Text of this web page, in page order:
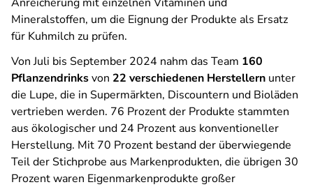
Mineralstoffen, um die Eignung der Produkte als Ersatz
für Kuhmilch zu prüfen.
Von Juli bis September 2024 nahm das Team 160
Pflanzendrinksvon 22 verschiedenen Herstellern unter
die Lupe, die in Supermärkten, Discountern und Bioläden
vertrieben werden. 76 Prozent der Produkte stammten
aus ökologischer und 24 Prozent aus konventioneller
Herstellung. Mit 70 Prozent bestand der überwiegende
Teil der Stichprobe aus Markenprodukten, die übrigen 30
Prozent waren Eigenmarkenprodukte großer